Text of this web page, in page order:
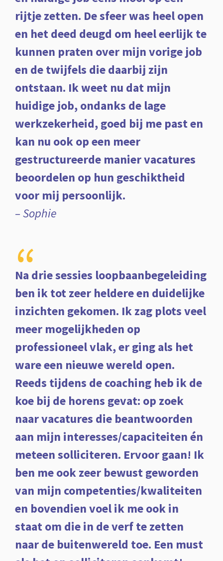
rijtje zetten. De sfeer was heel open
en het deed deugd om heel eerlijk te
kunnen praten over mijn vorige job
en de twijfels die daarbij zijn
ontstaan. Ik weet nu dat mijn
huidige job, ondanks de lage
werkzekerheid, goed bij me past en
kan nu ook op een meer
gestructureerde manier vacatures
beoordelen op hun geschiktheid
voor mij persoonlijk.
– Sophie
“
Na drie sessies loopbaanbegeleiding
ben ik tot zeer heldere en duidelijke
inzichten gekomen. Ik zag plots veel
meer mogelijkheden op
professioneel vlak, er ging als het
ware een nieuwe wereld open.
Reeds tijdens de coaching heb ik de
koe bij de horens gevat: op zoek
naar vacatures die beantwoorden
aan mijn interesses/capaciteiten én
meteen solliciteren. Ervoor gaan! Ik
ben me ook zeer bewust geworden
van mijn competenties/kwaliteiten
en bovendien voel ik me ook in
staat om die in de verf te zetten
naar de buitenwereld toe. Een must